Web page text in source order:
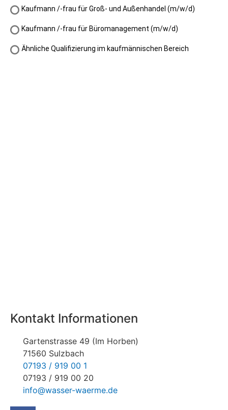
Kontakt Informationen
Gartenstrasse 49 (Im Horben)
71560 Sulzbach
07193 / 919 00 1
07193 / 919 00 20
info@wasser-waerme.de